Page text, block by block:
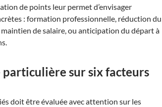
de points leur permet d’envisager
: formation professionnelle, réduction du
de salaire, ou anticipation du départ à
particulière sur six facteurs
doit être évaluée avec attention sur les